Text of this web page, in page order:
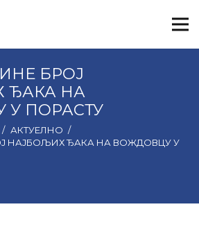
БРОЈ
ЂАКА НА
ПОРАСТУ
/ АКТУЕЛНО /
НАЈБОЉИХ ЂАКА НА ВОЖДОВЦУ У